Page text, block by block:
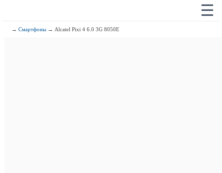
☰
→Смартфоны → Alcatel Pixi 4 6.0 3G 8050E